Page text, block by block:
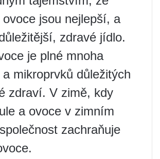
ovoce jsou nejlepší, a
zdravé jídlo.
je plné mnoha
mikroprvků důležitých
zdraví. V zimě, kdy
a ovoce v zimním
zachraňuje